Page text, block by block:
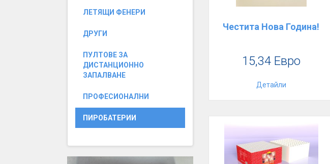
ЛЕТЯЩИ ФЕНЕРИ
ДРУГИ
ПУЛТОВЕ ЗА
ДИСТАНЦИОННО
ЗАПАЛВАНЕ
ПРОФЕСИОНАЛНИ
ПИРОБАТЕРИИ
Честита Нова Година!
15,34 Евро
Детайли